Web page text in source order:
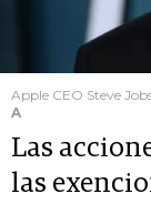
Apple CEO Steve
A
Las
las